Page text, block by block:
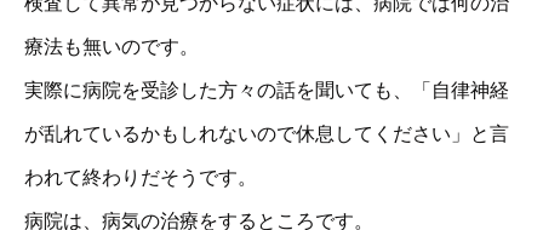
療法も無いのです。
実際に病院を受診した方々の話を聞いても、「自律神経
が乱れているかもしれないので休息してください」と言
われて終わりだそうです。
病院は、病気の治療をするところです。